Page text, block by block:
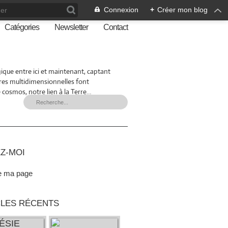
Connexion + Créer mon blog
Catégories Newsletter Contact
entre ici et maintenant, captant
multidimensionnelles font
notre lien à la Terre…
MOI
ma page
RÉCENTS